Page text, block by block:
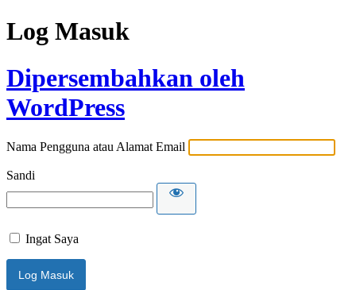
Log Masuk
Dipersembahkan oleh
WordPress
Nama Pengguna atau Alamat Email
Sandi
Ingat Saya